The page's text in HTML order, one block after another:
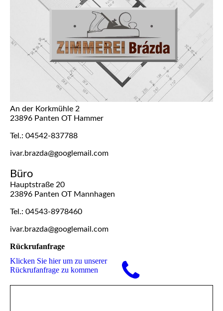
An der Korkmühle 2
23896 Panten OT Hammer
Tel.: 04542-837788
ivar.brazda@googlemail.com
Büro
Hauptstraße 20
23896 Panten OT Mannhagen
Tel.: 04543-8978460
ivar.brazda@googlemail.com
Rückrufanfrage
Klicken Sie hier um zu unserer
Rückrufanfrage zu kommen